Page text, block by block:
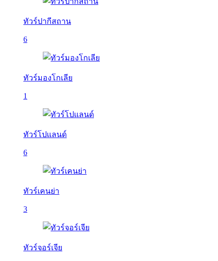
ทัวร์ปากีสถาน
6
ทัวร์มองโกเลีย
1
ทัวร์โปแลนด์
6
ทัวร์เคนย่า
3
ทัวร์จอร์เจีย